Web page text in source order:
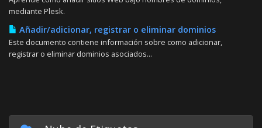
mediante Plesk.
Añadir/adicionar, registrar o eliminar dominios
Este documento contiene información sobre como adicionar,
registrar o eliminar dominios asociados...